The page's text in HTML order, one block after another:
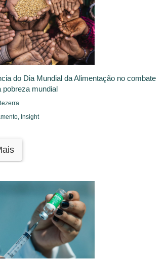
do Dia Mundial da Alimentação no combate
pobreza mundial
Insight